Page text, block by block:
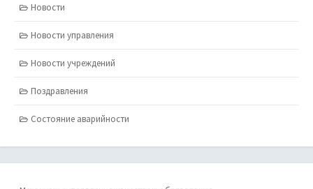
Новости
Новости управления
Новости учреждений
Поздравления
Состояние аварийности